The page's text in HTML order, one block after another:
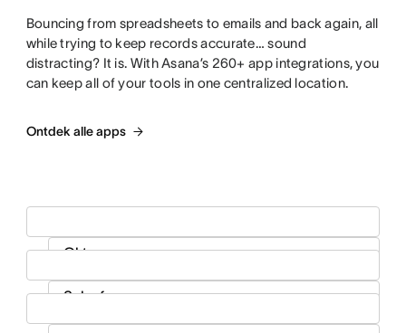
Bouncing from spreadsheets to emails and back again, all
while trying to keep records accurate… sound
distracting? It is. With Asana’s 260+ app integrations, you
can keep all of your tools in one centralized location.
Ontdek alle apps